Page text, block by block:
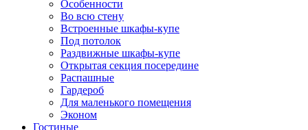
Особенности
Во всю стену
Встроенные шкафы-купе
Под потолок
Раздвижные шкафы-купе
Открытая секция посередине
Распашные
Гардероб
Для маленького помещения
Эконом
Гостиные